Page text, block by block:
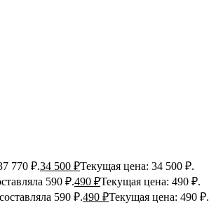
770 ₽.34 500 ₽Текущая цена: 34 500 ₽.
590 ₽.490 ₽Текущая цена: 490 ₽.
590 ₽.490 ₽Текущая цена: 490 ₽.